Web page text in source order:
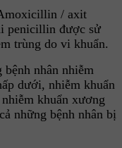
/ axit
penicillin được sử
trùng do vi khuẩn.
nhân nhiễm
dưới, nhiễm khuẩn
khuẩn xương
những bệnh nhân bị